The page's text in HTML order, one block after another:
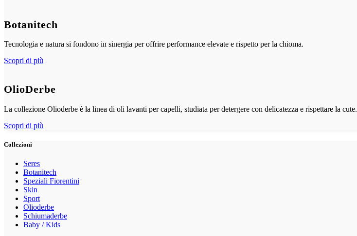
Botanitech
Tecnologia e natura si fondono in sinergia per offrire performance elevate e rispetto per la chioma.
Scopri di più
OlioDerbe
La collezione Olioderbe è la linea di oli lavanti per capelli, studiata per detergere con delicatezza e rispettare la cute.
Scopri di più
Collezioni
Seres
Botanitech
Speziali Fiorentini
Skin
Sport
Olioderbe
Schiumaderbe
Baby / Kids